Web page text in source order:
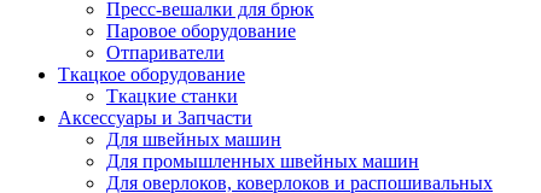
Пресс-вешалки для брюк
Паровое оборудование
Отпариватели
Ткацкое оборудование
Ткацкие станки
Аксессуары и Запчасти
Для швейных машин
Для промышленных швейных машин
Для оверлоков, коверлоков и распошивальных